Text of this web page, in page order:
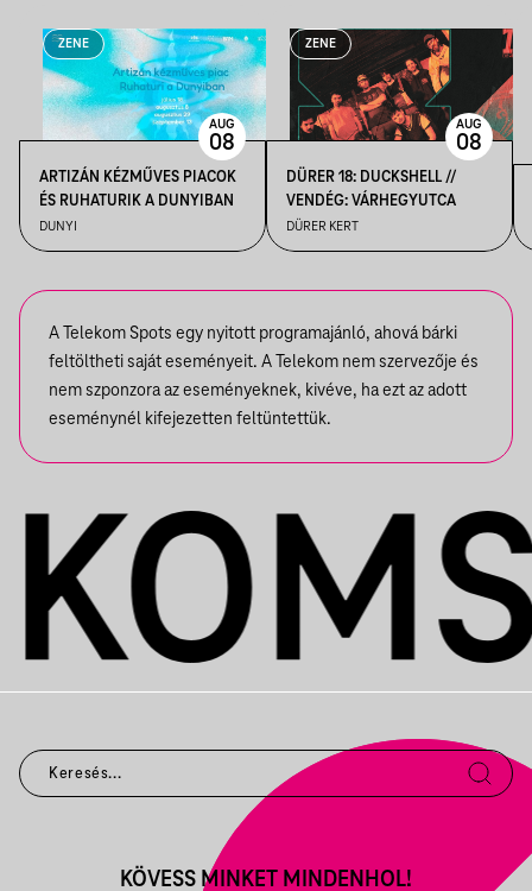
ZENE
ARTIZÁN KÉZMŰVES PIACOK
ÉS RUHATURIK A DUNYIBAN
DUNYI
AUG
08
ZENE
DÜRER 18: DUCKSHELL //
VENDÉG: VÁRHEGYUTCA
DÜRER KERT
AUG
08
A Telekom Spots egy nyitott programajánló, ahová bárki
feltöltheti saját eseményeit. A Telekom nem szervezője és
nem szponzora az eseményeknek, kivéve, ha ezt az adott
eseménynél kifejezetten feltüntettük.
KÖVESS MINKET MINDENHOL!